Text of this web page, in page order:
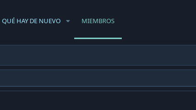
QUÉ HAY DE NUEVO MIEMBROS